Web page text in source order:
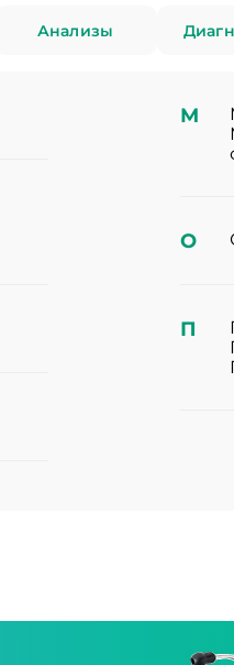
Анализы
М
О
П